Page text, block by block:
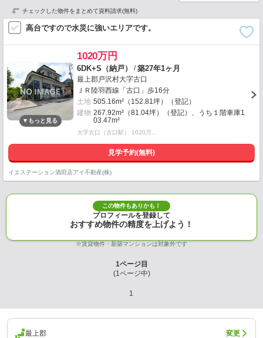
チェックした物件をまとめて資料請求(無料)
高台ですので水災に強いエリアです。
1020万円
6DK+S（納戸） /築27年1ヶ月
最上郡戸沢村大字古口
ＪＲ陸羽西線「古口」歩16分
土地 505.16m²（152.81坪）（登記）
建物 267.92m²（81.04坪）（登記）、うち１階車庫1
03.47m²
大字古口（古口駅） 1020万…
見学予約(無料)
イエステーション酒田店アイ不動産(株)
この物件もありかも！
プロフィールを登録して
おすすめ物件の精度を上げよう！
※賃貸物件・新築マンションは対象外です
1ページ目
(1ページ中)
1
最上郡 変更